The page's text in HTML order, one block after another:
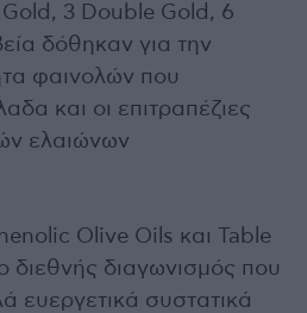
Gold, 3 Double Gold, 6
δόθηκαν για την
φαινολών που
και οι επιτραπέζιες
ελαιώνων
Olive Oils και Table
διεθνής διαγωνισμός που
ευεργετικά συστατικά